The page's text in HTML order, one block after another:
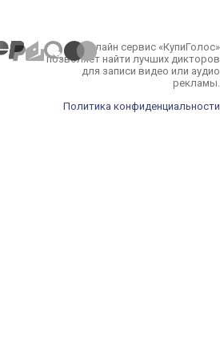
Онлайн сервис «КупиГолос»
позволяет найти лучших дикторов
для записи видео или аудио
рекламы.
Политика конфиденциальности